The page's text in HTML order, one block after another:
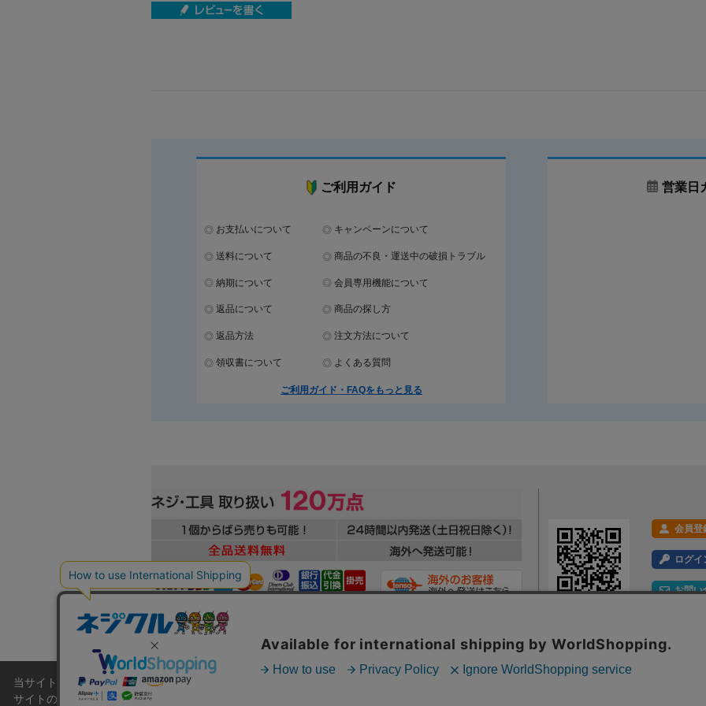
ご利用ガイド
お支払いについて キャンペーンについて
送料について 商品の不良・運送中の破損トラブル
納期について 会員専用機能について
返品について 商品の探し方
返品方法 注文方法について
領収書について よくある質問
ご利用ガイド・FAQをもっと見る
営業日
会員登
ログイ
お問い
当サイトでは利用体験の向上およびコンテンツの最適な提供、トラフィックの分析を目的としてCookieを使用しています。
サイトの閲覧を継続された場合、Cookieの利用に同意したことものといたします。